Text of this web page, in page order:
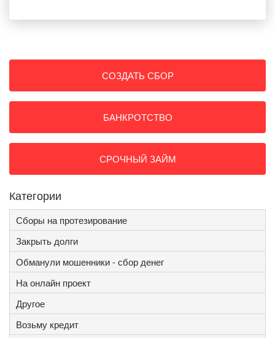
СОЗДАТЬ СБОР
БАНКРОТСТВО
СРОЧНЫЙ ЗАЙМ
Категории
Сборы на протезирование
Закрыть долги
Обманули мошенники - сбор денег
На онлайн проект
Другое
Возьму кредит